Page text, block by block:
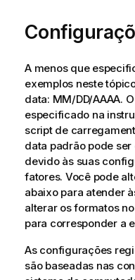
A menos que
exemplos neste
data: MM/DD/AAAA.
especificado na
script de
data padrão pode
devido às suas
fatores. Você pode
abaixo para atender
alterar os formatos
para corresponder a
As configurações
são baseadas nas